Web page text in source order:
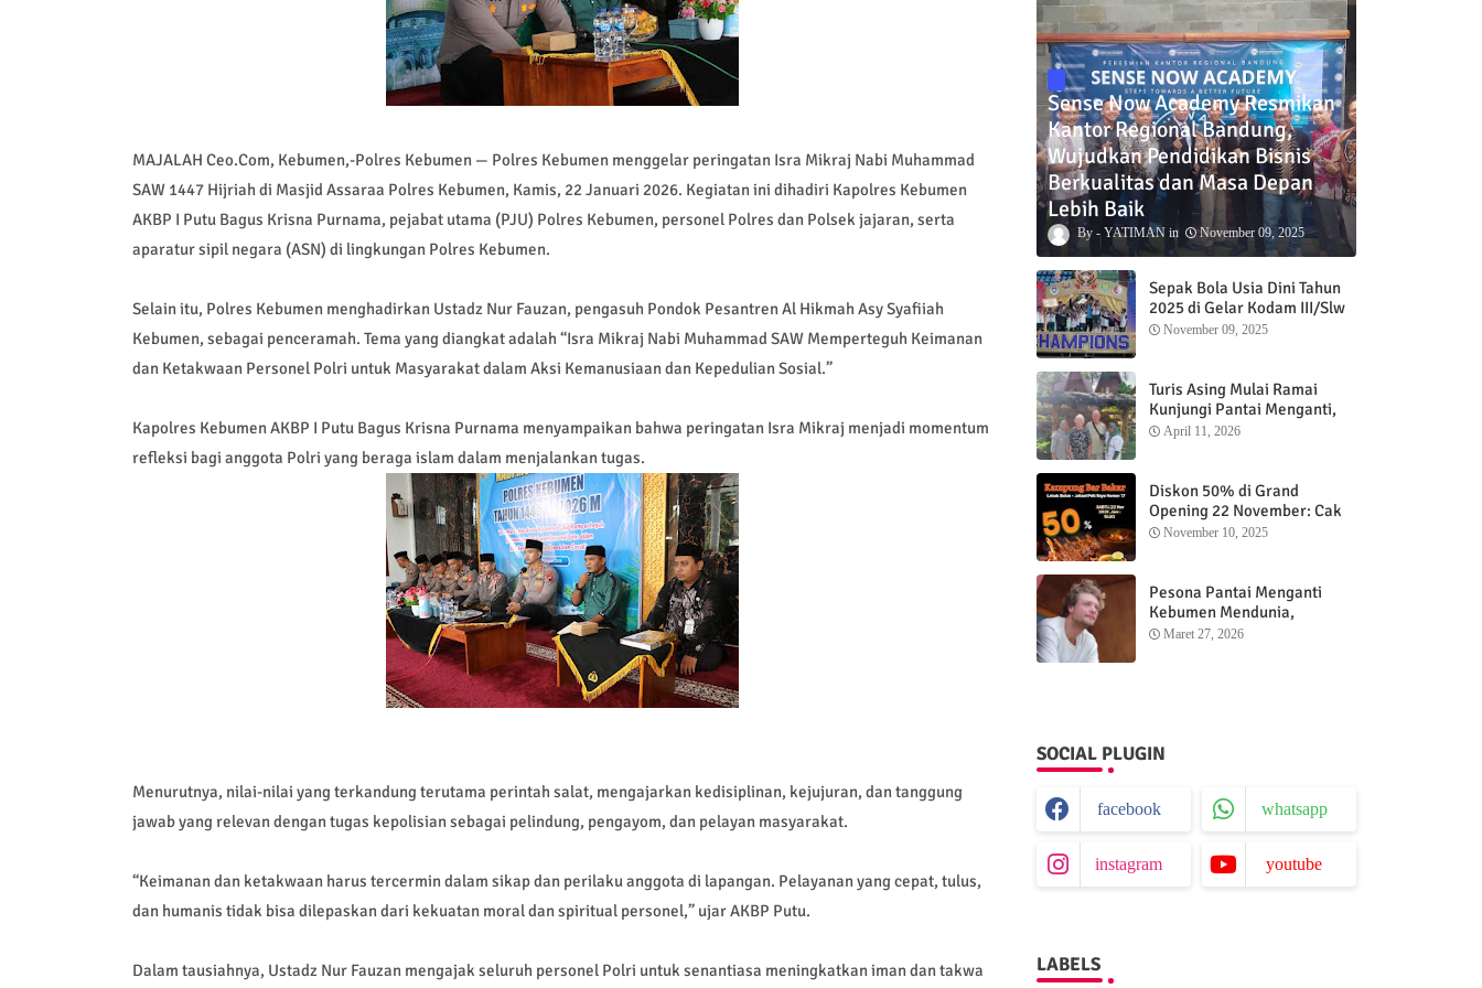
MAJALAH Ceo.Com, Kebumen,-Polres Kebumen — Polres Kebumen menggelar peringatan Isra Mikraj Nabi Muhammad
SAW 1447 Hijriah di Masjid Assaraa Polres Kebumen, Kamis, 22 Januari 2026. Kegiatan ini dihadiri Kapolres Kebumen
AKBP I Putu Bagus Krisna Purnama, pejabat utama (PJU) Polres Kebumen, personel Polres dan Polsek jajaran, serta
aparatur sipil negara (ASN) di lingkungan Polres Kebumen.
Selain itu, Polres Kebumen menghadirkan Ustadz Nur Fauzan, pengasuh Pondok Pesantren Al Hikmah Asy Syafiiah
Kebumen, sebagai penceramah. Tema yang diangkat adalah “Isra Mikraj Nabi Muhammad SAW Memperteguh Keimanan
dan Ketakwaan Personel Polri untuk Masyarakat dalam Aksi Kemanusiaan dan Kepedulian Sosial.”
Kapolres Kebumen AKBP I Putu Bagus Krisna Purnama menyampaikan bahwa peringatan Isra Mikraj menjadi momentum
refleksi bagi anggota Polri yang beraga islam dalam menjalankan tugas.
Menurutnya, nilai-nilai yang terkandung terutama perintah salat, mengajarkan kedisiplinan, kejujuran, dan tanggung
jawab yang relevan dengan tugas kepolisian sebagai pelindung, pengayom, dan pelayan masyarakat.
“Keimanan dan ketakwaan harus tercermin dalam sikap dan perilaku anggota di lapangan. Pelayanan yang cepat, tulus,
dan humanis tidak bisa dilepaskan dari kekuatan moral dan spiritual personel,” ujar AKBP Putu.
Dalam tausiahnya, Ustadz Nur Fauzan mengajak seluruh personel Polri untuk senantiasa meningkatkan iman dan takwa
Sense Now Academy Resmikan
Kantor Regional Bandung,
Wujudkan Pendidikan Bisnis
Berkualitas dan Masa Depan
Lebih Baik
YATIMAN November 09, 2025
Sepak Bola Usia Dini Tahun
2025 di Gelar Kodam III/Slw
November 09, 2025
Turis Asing Mulai Ramai
Kunjungi Pantai Menganti,
Nikmati Sunrise dan Sunset
April 11, 2026
Diskon 50% di Grand
Opening 22 November: Cak
Ofi Hadirkan Balungan Bakar
November 10, 2025
Pesona Pantai Menganti
Kebumen Mendunia,
Wisatawan Mancanegara
Maret 27, 2026
SOCIAL PLUGIN
facebook whatsapp
instagram youtube
LABELS